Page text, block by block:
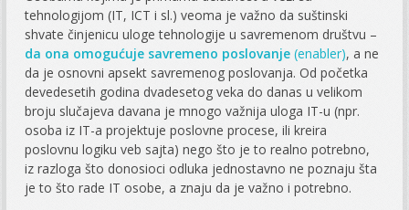
tehnologijom (IT, ICT i sl.) veoma je važno da suštinski
shvate činjenicu uloge tehnologije u savremenom društvu –
da ona omogućuje savremeno poslovanje (enabler), a ne
da je osnovni apsekt savremenog poslovanja. Od početka
devedesetih godina dvadesetog veka do danas u velikom
broju slučajeva davana je mnogo važnija uloga IT-u (npr.
osoba iz IT-a projektuje poslovne procese, ili kreira
poslovnu logiku veb sajta) nego što je to realno potrebno,
iz razloga što donosioci odluka jednostavno ne poznaju šta
je to što rade IT osobe, a znaju da je važno i potrebno.